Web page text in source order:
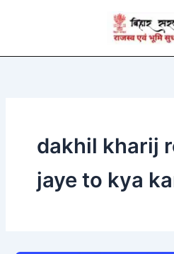
dakhil kharij
jaye to kya